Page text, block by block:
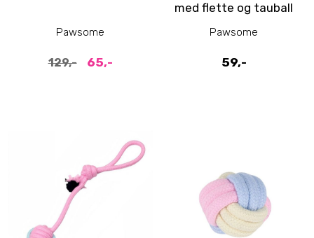
Pawsome
129,- 65,-
med flette og tauball
Pawsome
59,-